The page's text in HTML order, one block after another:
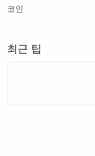
코인
최근 팁